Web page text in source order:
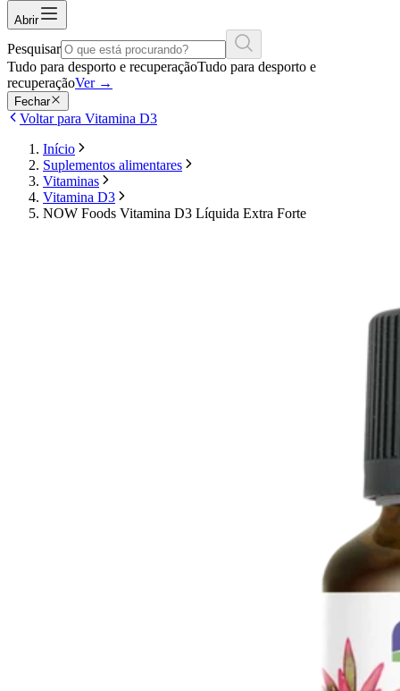
Abrir
Pesquisar
Tudo para desporto e recuperaçãoTudo para desporto e
recuperaçãoVer →
Fechar
Voltar para Vitamina D3
Início
Suplementos alimentares
Vitaminas
Vitamina D3
NOW Foods Vitamina D3 Líquida Extra Forte